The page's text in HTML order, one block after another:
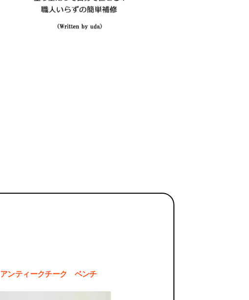
アンティークチーク ベンチ